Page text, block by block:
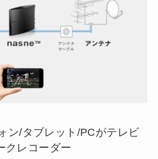
ン/タブレット/PCがテレビ
クレコーダー